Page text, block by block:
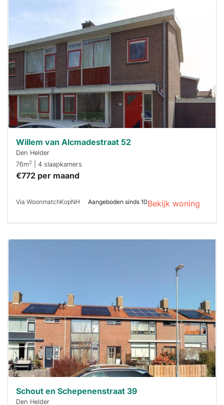
Om kans te
maken moet je
binnen 15
minuten
reageren.
Stekkies helpt
je hierbij!
Willem van Alcmadestraat 52
Den Helder
76m2 | 4 slaapkamers
€772 per maand
Via WoonmatchKopNH Aangeboden sinds 10Bekijk woning
minuten
reageren.
Stekkies helpt
je hierbij!
Schout en Schepenenstraat 39
Den Helder